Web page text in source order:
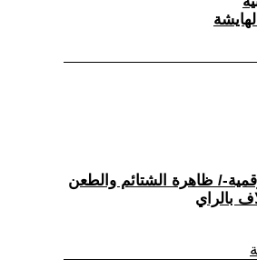
ظاهرة الشتائم والطعن
بالراي